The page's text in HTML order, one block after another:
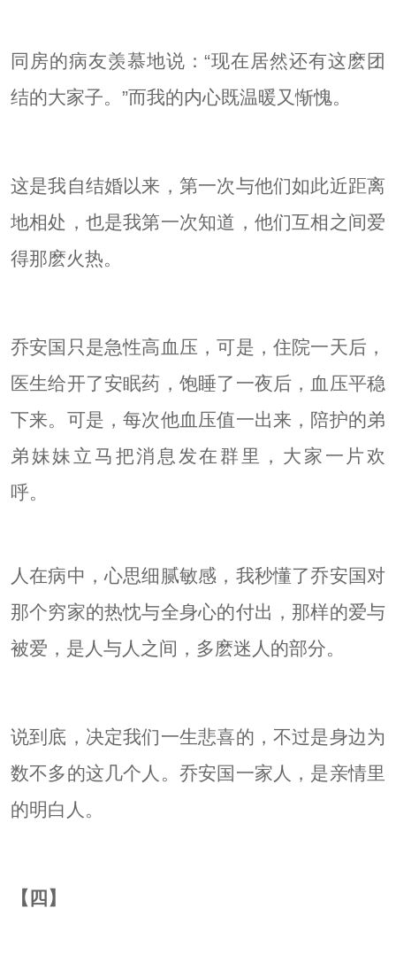
同房的病友羡慕地说：“现在居然还有这麽团
结的大家子。”而我的内心既温暖又惭愧。
这是我自结婚以来，第一次与他们如此近距离
地相处，也是我第一次知道，他们互相之间爱
得那麽火热。
乔安国只是急性高血压，可是，住院一天后，
医生给开了安眠药，饱睡了一夜后，血压平稳
下来。可是，每次他血压值一出来，陪护的弟
弟妹妹立马把消息发在群里，大家一片欢
呼。
人在病中，心思细腻敏感，我秒懂了乔安国对
那个穷家的热忱与全身心的付出，那样的爱与
被爱，是人与人之间，多麽迷人的部分。
说到底，决定我们一生悲喜的，不过是身边为
数不多的这几个人。乔安国一家人，是亲情里
的明白人。
【四】